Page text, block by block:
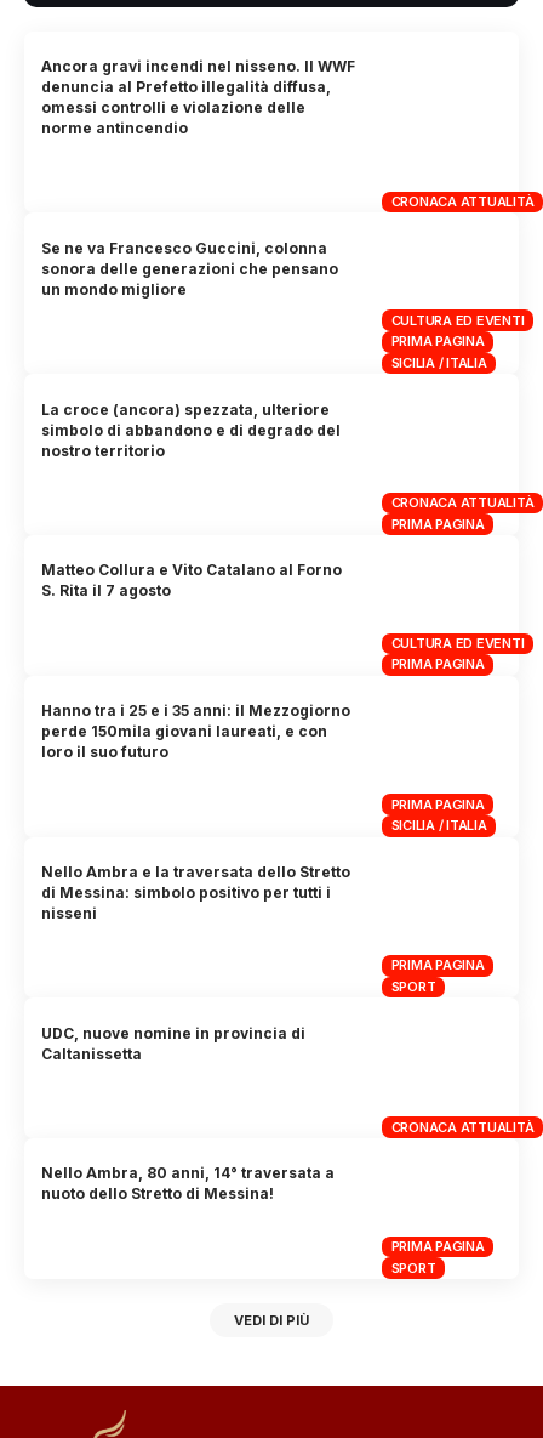
CRONACA ATTUALITÀ
Ancora gravi incendi nel nisseno. Il WWF
denuncia al Prefetto illegalità diffusa,
omessi controlli e violazione delle
norme antincendio
CULTURA ED EVENTI
PRIMA PAGINA
SICILIA / ITALIA
Se ne va Francesco Guccini, colonna
sonora delle generazioni che pensano
un mondo migliore
CRONACA ATTUALITÀ
PRIMA PAGINA
La croce (ancora) spezzata, ulteriore
simbolo di abbandono e di degrado del
nostro territorio
CULTURA ED EVENTI
PRIMA PAGINA
Matteo Collura e Vito Catalano al Forno
S. Rita il 7 agosto
PRIMA PAGINA
SICILIA / ITALIA
Hanno tra i 25 e i 35 anni: il Mezzogiorno
perde 150mila giovani laureati, e con
loro il suo futuro
PRIMA PAGINA
SPORT
Nello Ambra e la traversata dello Stretto
di Messina: simbolo positivo per tutti i
nisseni
CRONACA ATTUALITÀ
UDC, nuove nomine in provincia di
Caltanissetta
PRIMA PAGINA
SPORT
Nello Ambra, 80 anni, 14° traversata a
nuoto dello Stretto di Messina!
VEDI DI PIÙ